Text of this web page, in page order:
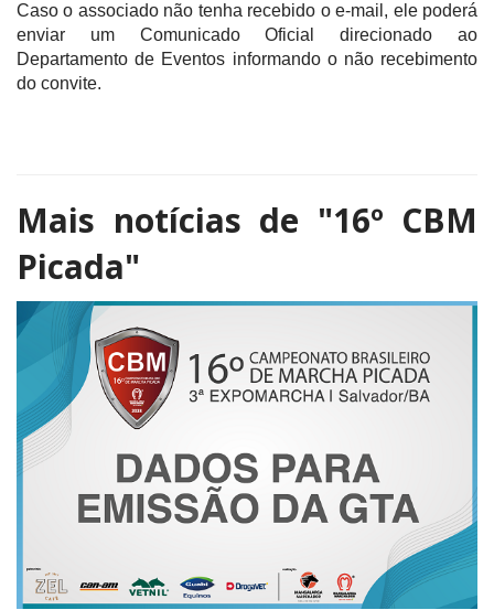
Caso o associado não tenha recebido o e-mail, ele poderá
enviar um Comunicado Oficial direcionado ao
Departamento de Eventos informando o não recebimento
do convite.
Mais notícias de "16º CBM
Picada"